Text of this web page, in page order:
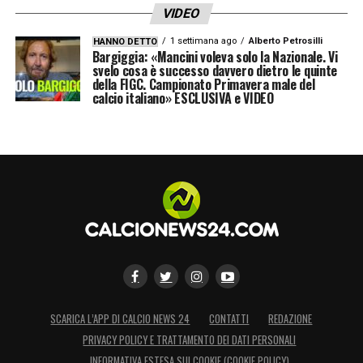
LA PLAYLIST DELLE NOSTRE TOP NEWS
VIDEO
HANNO DETTO 1 settimana ago Alberto Petrosilli
Bargiggia: «Mancini voleva solo la Nazionale. Vi
svelo cosa è successo davvero dietro le quinte
della FIGC. Campionato Primavera male del
calcio italiano» ESCLUSIVA e VIDEO
SCARICA L’APP DI CALCIO NEWS 24 CONTATTI
REDAZIONE
PRIVACY POLICY E TRATTAMENTO DEI DATI PERSONALI